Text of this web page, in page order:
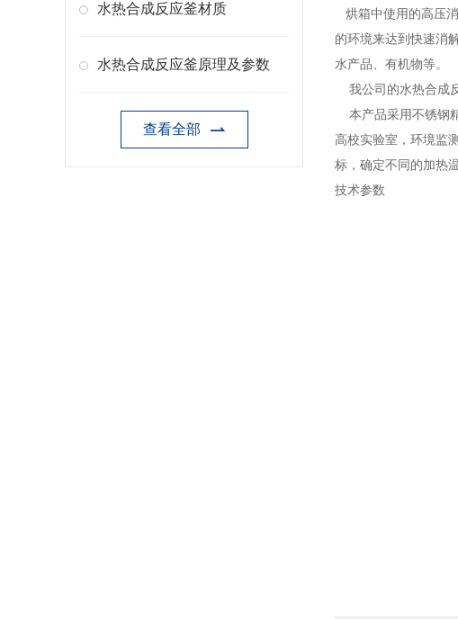
水热合成反应釜材质
水热合成反应釜原理及参数
查看全部
烘箱中使用的高压
的环境来达到快速消
水产品、有机物等。
我公司的水热合成
本产品采用不锈钢
高校实验室，环境监
标，确定不同的加热
技术参数